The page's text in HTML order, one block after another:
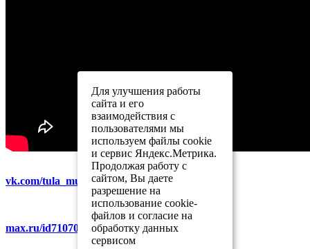
vk.com/tula_museum_association
max.ru/id7107007481_gos
Для улучшения работы
сайта и его
взаимодействия с
пользователями мы
используем файлы cookie
и сервис Яндекс.Метрика.
Продолжая работу с
сайтом, Вы даете
разрешение на
использование cookie-
файлов и согласие на
обработку данных
сервисом